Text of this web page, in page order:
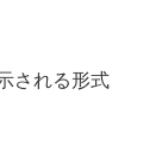
される形式